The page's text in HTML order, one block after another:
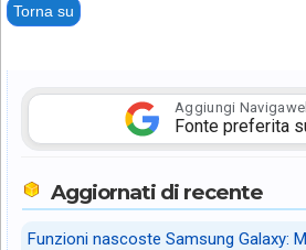
Torna su
Aggiungi
Fonte preferita
Aggiornati di recente
Funzioni nascoste Samsung Galaxy: